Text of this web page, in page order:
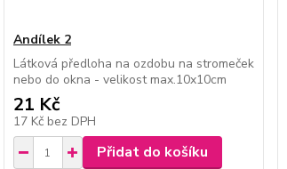
Andílek 2
Látková předloha na ozdobu na stromeček
nebo do okna - velikost max.10x10cm
21 Kč
17 Kč bez DPH
Přidat do košíku